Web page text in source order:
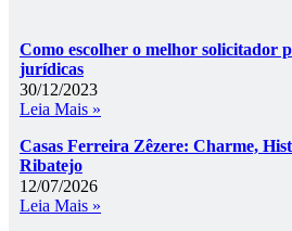
Como escolher o melhor solicitador
jurídicas
30/12/2023
Leia Mais »
Casas Ferreira Zêzere: Charme,
Ribatejo
12/07/2026
Leia Mais »